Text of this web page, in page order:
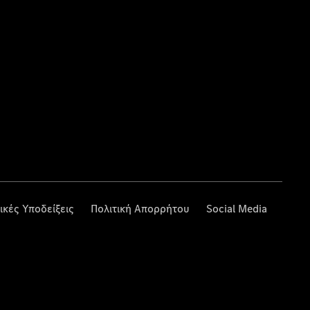
Υποδείξεις Πολιτική Απορρήτου Social Media